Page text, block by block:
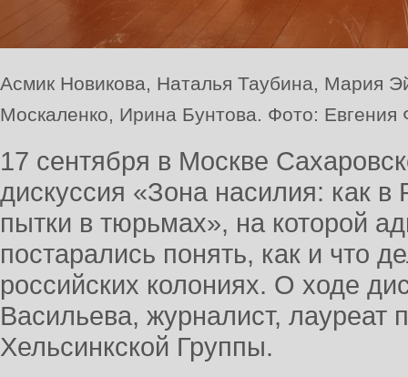
Асмик Новикова, Наталья Таубина, Мария
Москаленко, Ирина Бунтова. Фото:
17 сентября в Москве
дискуссия «Зона насилия: как в
пытки в тюрьмах», на которой
постарались понять, как и что
российских колониях. О ходе
Васильева, журналист, лауреат
Хельсинкской Группы.